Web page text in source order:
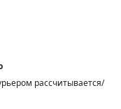
рассчитывается/